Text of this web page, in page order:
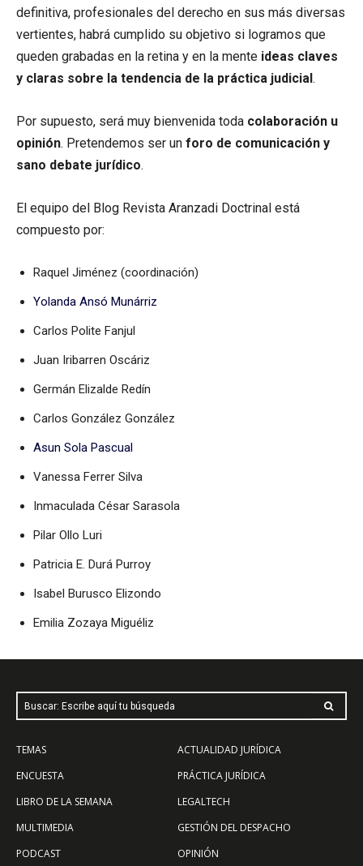
definitiva, profesionales del derecho en sus más diversas
vertientes, habrá cumplido su objetivo si logramos que
queden grabadas en la retina y en la mente ideas claves
y claras sobre la tendencia de la práctica judicial.
Por supuesto, será muy bienvenida toda colaboración u
opinión. Pretendemos ser un foro de comunicación y
sano debate jurídico.
El equipo del Blog Revista Aranzadi Doctrinal está
compuesto por:
Raquel Jiménez (coordinación)
Yolanda Ansó Munárriz
Carlos Polite Fanjul
Juan Iribarren Oscáriz
Germán Elizalde Redín
Carlos González González
Asun Sola Pascual
Vanessa Ferrer Silva
Inmaculada César Sarasola
Pilar Ollo Luri
Patricia E. Durá Purroy
Isabel Burusco Elizondo
Emilia Zozaya Miguéliz
Buscar: Escribe aquí tu búsqueda
TEMAS
ENCUESTA
LIBRO DE LA SEMANA
MULTIMEDIA
PODCAST
ACTUALIDAD JURÍDICA
PRÁCTICA JURÍDICA
LEGALTECH
GESTIÓN DEL DESPACHO
OPINIÓN